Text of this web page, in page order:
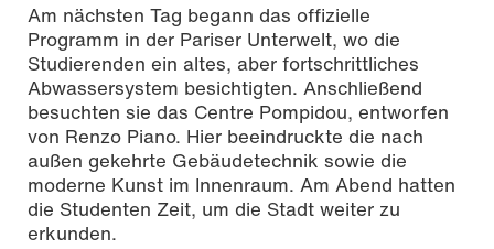
Am nächsten Tag begann das offizielle
Programm in der Pariser Unterwelt, wo die
Studierenden ein altes, aber fortschrittliches
Abwassersystem besichtigten. Anschließend
besuchten sie das Centre Pompidou, entworfen
von Renzo Piano. Hier beeindruckte die nach
außen gekehrte Gebäudetechnik sowie die
moderne Kunst im Innenraum. Am Abend hatten
die Studenten Zeit, um die Stadt weiter zu
erkunden.